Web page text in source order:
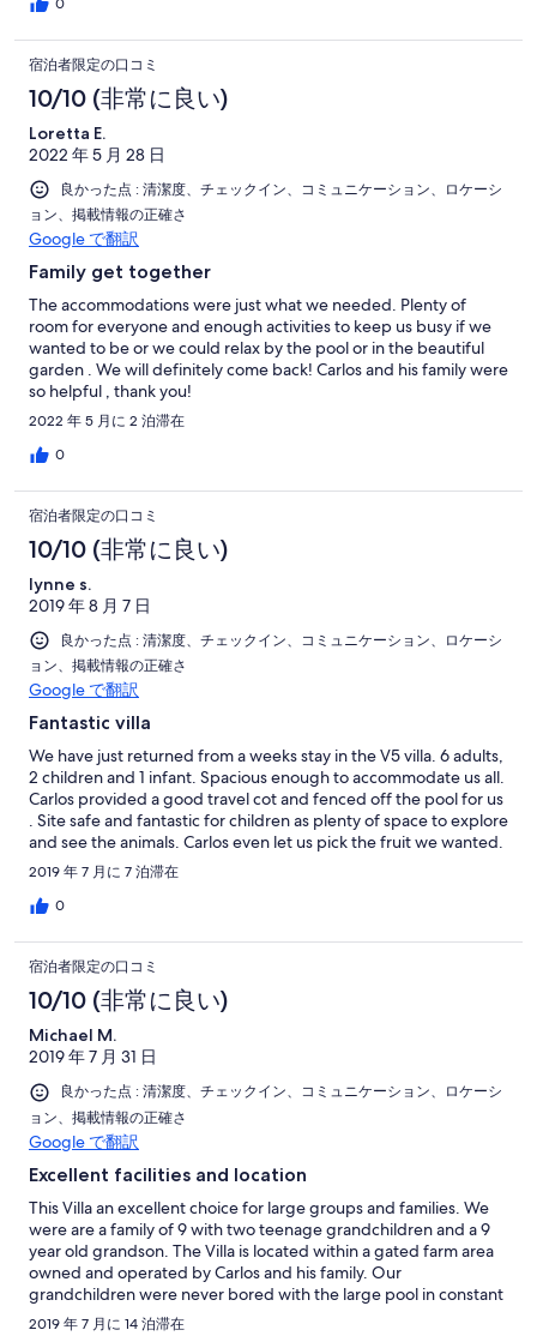
peaceful and soothing. The pool was great; hard to get the kids
let us know he was available 24 hours should we need him
however the villa was fantastic so we didn't need to reach out.
He checked in a couple of times over the fortnight we were
there just to ensure we were having a good time. The villa had
everything we needed and everyone is keen to return at some
time in the future as they thoroughly enjoyed their trip.
宿泊者限定の口コミ
10/10 (非常に良い)
Loretta E.
2022 年 5 月 28 日
良かった点 : 清潔度、チェックイン、コミュニケーション、ロケーシ
ョン、掲載情報の正確さ
Google で翻訳
Family get together
The accommodations were just what we needed. Plenty of
room for everyone and enough activities to keep us busy if we
wanted to be or we could relax by the pool or in the beautiful
garden . We will definitely come back! Carlos and his family were
so helpful , thank you!
2022 年 5 月に 2 泊滞在
0
宿泊者限定の口コミ
10/10 (非常に良い)
lynne s.
2019 年 8 月 7 日
良かった点 : 清潔度、チェックイン、コミュニケーション、ロケーシ
ョン、掲載情報の正確さ
Google で翻訳
Fantastic villa
We have just returned from a weeks stay in the V5 villa. 6 adults,
2 children and 1 infant. Spacious enough to accommodate us all.
Carlos provided a good travel cot and fenced off the pool for us
. Site safe and fantastic for children as plenty of space to explore
and see the animals. Carlos even let us pick the fruit we wanted.
He was an excellent host. Crazy golf and play park on site.
Unfortunately we never got to go to his residents bar but hope
to next time. Thank you Carlos and family.
2019 年 7 月に 7 泊滞在
0
宿泊者限定の口コミ
10/10 (非常に良い)
Michael M.
2019 年 7 月 31 日
良かった点 : 清潔度、チェックイン、コミュニケーション、ロケーシ
ョン、掲載情報の正確さ
Google で翻訳
Excellent facilities and location
This Villa an excellent choice for large groups and families. We
were are a family of 9 with two teenage grandchildren and a 9
year old grandson. The Villa is located within a gated farm area
owned and operated by Carlos and his family. Our
grandchildren were never bored with the large pool in constant
use and with visiting and feeding food scraps to the numerous
animals. Carlos and his family could not have been more helpful
2019 年 7 月に 14 泊滞在